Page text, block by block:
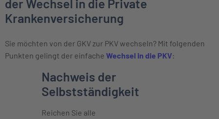
der Wechsel in die Private
Krankenversicherung
Sie möchten von der GKV zur PKV wechseln? Mit folgenden
Punkten gelingt der einfache Wechsel in die PKV:
Einzelne Oberpunkte mit zeitlichem
Nachweis der
Selbstständigkeit
Reichen Sie alle